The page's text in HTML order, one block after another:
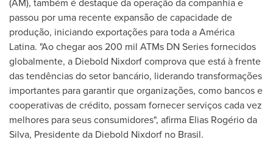
passou por uma recente expansão de capacidade de
produção, iniciando exportações para toda a América
Latina. "Ao chegar aos 200 mil ATMs DN Series fornecidos
globalmente, a Diebold Nixdorfcomprova que está à frente
das tendências do setor bancário, liderando transformações
importantes para garantir que organizações, como bancos e
cooperativas de crédito, possam fornecer serviços cada vez
melhores para seus consumidores", afirma Elias Rogério da
Silva, Presidente da Diebold Nixdorf no Brasil.